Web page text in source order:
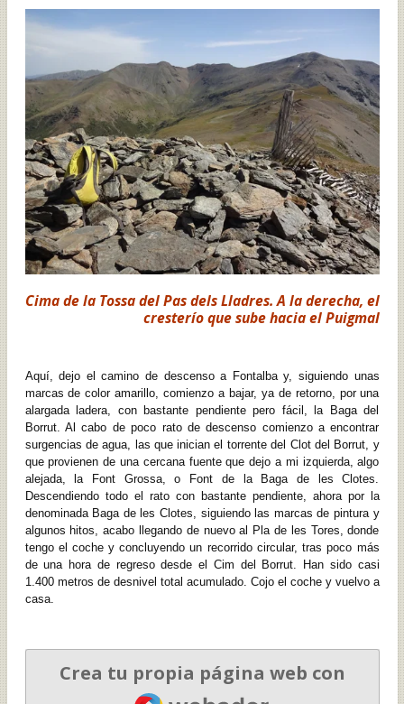
Cima de la Tossa del Pas dels Lladres. A la derecha, el
cresterío que sube hacia el Puigmal
Aquí, dejo el camino de descenso a Fontalba y, siguiendo unas
marcas de color amarillo, comienzo a bajar, ya de retorno, por una
alargada ladera, con bastante pendiente pero fácil, la Baga del
Borrut. Al cabo de poco rato de descenso comienzo a encontrar
surgencias de agua, las que inician el torrente del Clot del Borrut, y
que provienen de una cercana fuente que dejo a mi izquierda, algo
alejada, la Font Grossa, o Font de la Baga de les Clotes.
Descendiendo todo el rato con bastante pendiente, ahora por la
denominada Baga de les Clotes, siguiendo las marcas de pintura y
algunos hitos, acabo llegando de nuevo al Pla de les Tores, donde
tengo el coche y concluyendo un recorrido circular, tras poco más
de una hora de regreso desde el Cim del Borrut. Han sido casi
1.400 metros de desnivel total acumulado. Cojo el coche y vuelvo a
casa.
Crea tu propia página web con
Webador